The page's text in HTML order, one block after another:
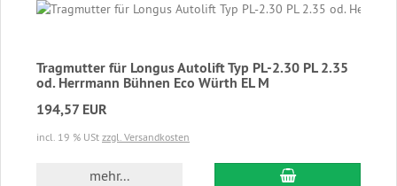
Tragmutter für Longus Autolift Typ PL-2.30 PL 2.35
od. Herrmann Bühnen Eco Würth EL M
194,57 EUR
incl. 19 % USt zzgl. Versandkosten
mehr... In den